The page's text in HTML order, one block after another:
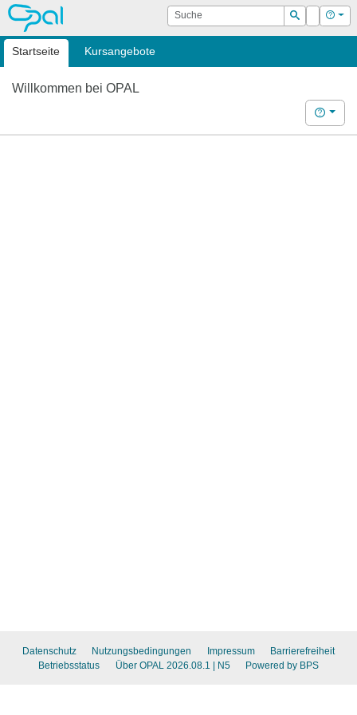
OPAL Suche
Suchen
Login Hilfe
Startseite Kursangebote
Willkommen bei OPAL
Hilfe
Datenschutz Nutzungsbedingungen Impressum
Barrierefreiheit
Betriebsstatus
Über OPAL 2026.08.1 | N5 Powered by BPS